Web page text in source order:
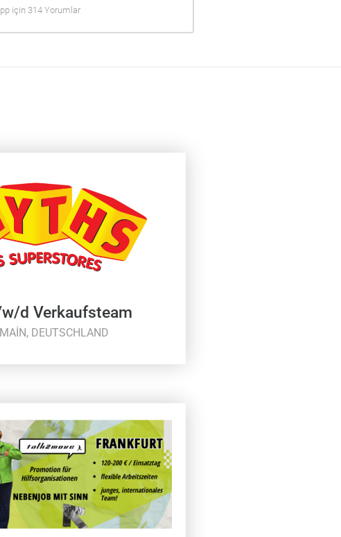
için 314 Yorumlar
d Verkaufsteam
DEUTSCHLAND